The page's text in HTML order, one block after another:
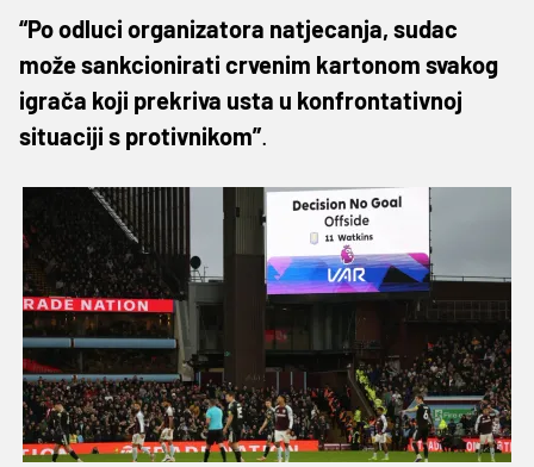
“Po odluci organizatora natjecanja, sudac
može sankcionirati crvenim kartonom svakog
igrača koji prekriva usta u konfrontativnoj
situaciji s protivnikom”.